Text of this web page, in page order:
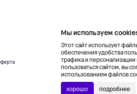
Создание сайта –
NetLab
Мы используем
Этот сайт использует
обеспечения удобства
трафика и
пользоваться сайтом, вы
использованием файлов
хорошо подробнее